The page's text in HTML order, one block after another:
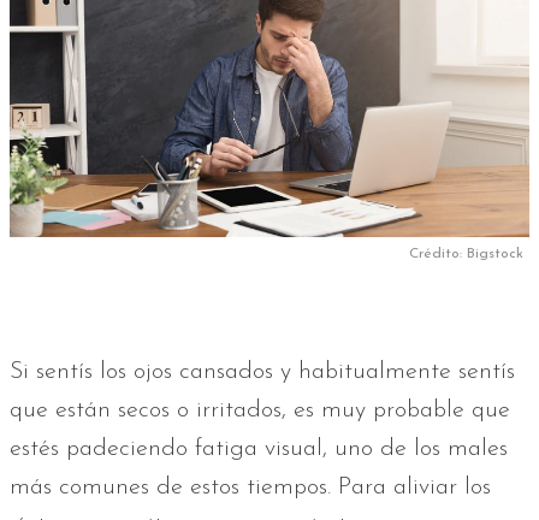
Crédito: Bigstock
Si sentís los ojos cansados y habitualmente sentís
que están secos o irritados, es muy probable que
estés padeciendo fatiga visual, uno de los males
más comunes de estos tiempos. Para aliviar los